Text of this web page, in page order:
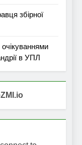
збірної
в УПЛ